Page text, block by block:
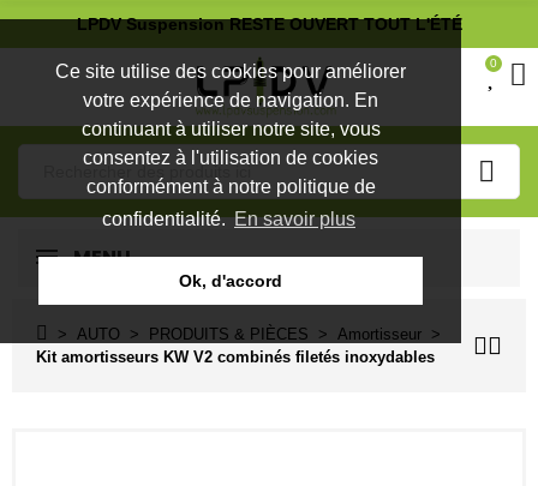
Ce site utilise des cookies pour améliorer
votre expérience de navigation. En
continuant à utiliser notre site, vous
consentez à l'utilisation de cookies
conformément à notre politique de
confidentialité.En savoir plus
Ok, d'accord
LPDV Suspension RESTE OUVERT TOUT L'ÉTÉ
0
MENU
AUTO PRODUITS & PIÈCES
Amortisseur
Kit amortisseurs KW V2 combinés filetés inoxydables